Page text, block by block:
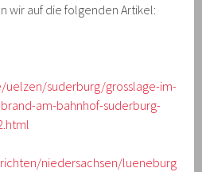
wir auf die folgenden Artikel:
uelzen/suderburg/grosslage-im-
am-bahnhof-suderburg-
niedersachsen/lueneburg